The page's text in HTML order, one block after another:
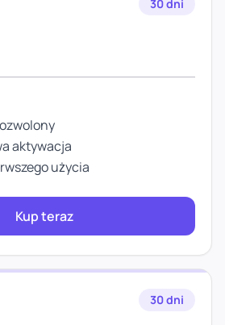
30 dni
aktywacja
użycia
Kup teraz
30 dni